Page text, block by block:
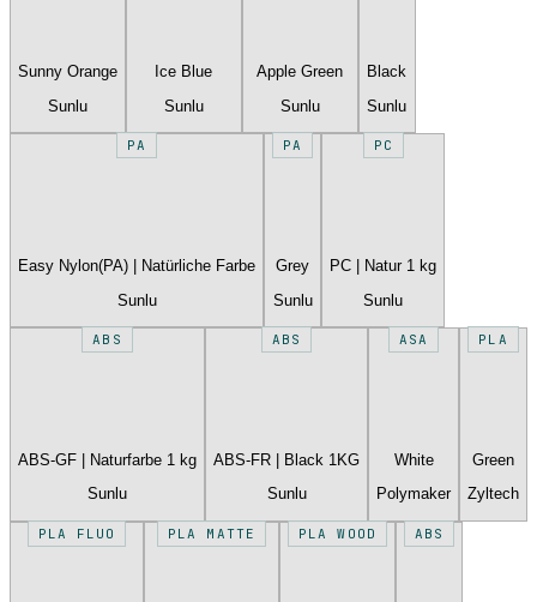
Sunny Orange
Sunlu
Ice Blue
Sunlu
Apple Green
Sunlu
Black
Sunlu
PA
Easy Nylon(PA) | Natürliche Farbe
Sunlu
PA
Grey
Sunlu
PC
PC | Natur 1 kg
Sunlu
ABS
ABS-GF | Naturfarbe 1 kg
Sunlu
ABS
ABS-FR | Black 1KG
Sunlu
ASA
White
Polymaker
PLA
Green
Zyltech
PLA FLUO PLA MATTE PLA WOOD ABS